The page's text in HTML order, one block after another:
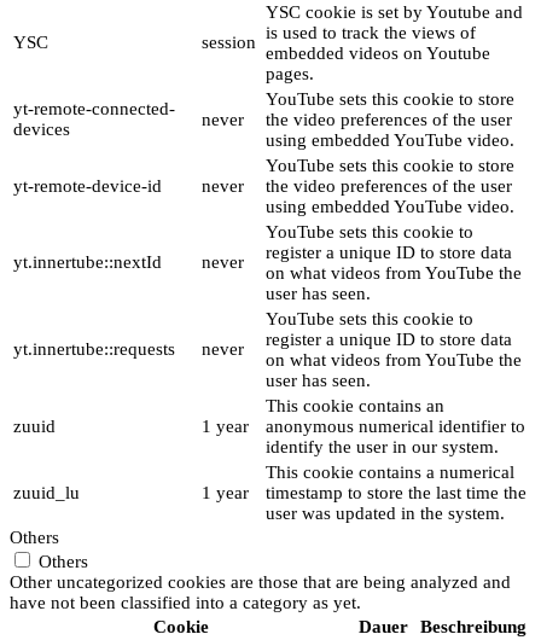
YSC session
YSC cookie is set by Youtube and
is used to track the views of
embedded videos on Youtube
pages.
yt-remote-connected-
devices
never
YouTube sets this cookie to store
the video preferences of the user
using embedded YouTube video.
yt-remote-device-id never
YouTube sets this cookie to store
the video preferences of the user
using embedded YouTube video.
yt.innertube::nextId never
YouTube sets this cookie to
register a unique ID to store data
on what videos from YouTube the
user has seen.
yt.innertube::requests never
YouTube sets this cookie to
register a unique ID to store data
on what videos from YouTube the
user has seen.
zuuid 1 year
This cookie contains an
anonymous numerical identifier to
identify the user in our system.
zuuid_lu 1 year
This cookie contains a numerical
timestamp to store the last time the
user was updated in the system.
Others
Others
Other uncategorized cookies are those that are being analyzed and
have not been classified into a category as yet.
Cookie
Dauer Beschreibung